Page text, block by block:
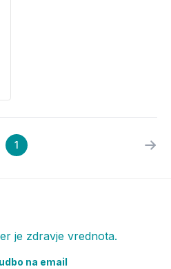
1
je zdravje vrednota.
na email